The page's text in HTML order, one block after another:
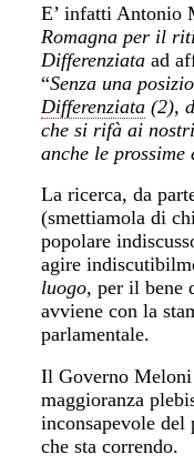
E’ infatti Antonio
Romagna per il
Differenziata ad
“Senza una
Differenziata (2),
che si rifà ai
anche le prossime
La ricerca, da
(smettiamola di
popolare
agire
luogo, per il bene
avviene con la
parlamentale.
Il Governo
maggioranza
inconsapevole
che sta correndo.